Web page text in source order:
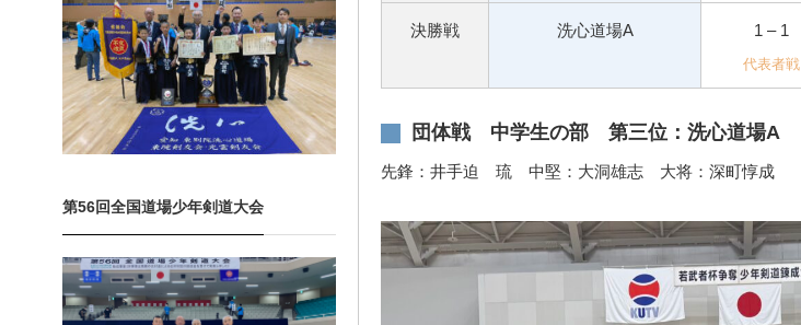
決勝戦 洗心道場A 1 – 1
代表者戦
団体戦 中学生の部 第三位：洗心道場A
先鋒：井手迫 琉 中堅：大洞雄志 大将：深町惇成
第56回全国道場少年剣道大会